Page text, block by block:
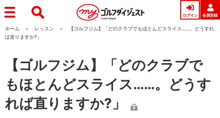
ログイン 会員登録
ホーム レッスン
【ゴルフジム】「どのクラブでもほとんどスライス……。どうすれ
ば直りますか?」
【ゴルフジム】「どのクラブで
もほとんどスライス……。どうす
れば直りますか?」